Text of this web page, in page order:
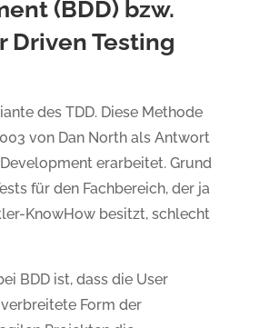
(BDD) bzw.
Driven Testing
des TDD. Diese Methode
von Dan North als Antwort
erarbeitet. Grund
für den Fachbereich, der ja
KnowHow besitzt, schlecht
BDD ist, dass die User
Form der